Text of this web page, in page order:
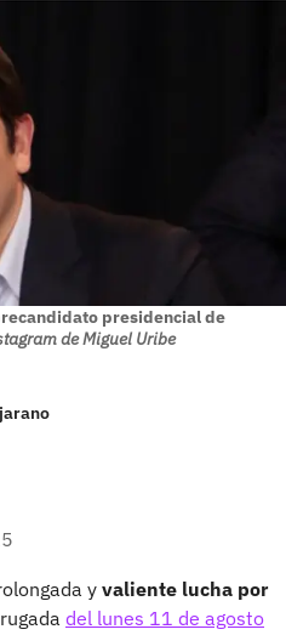
presidencial de
de Miguel Uribe
y valiente lucha por
del lunes 11 de agosto